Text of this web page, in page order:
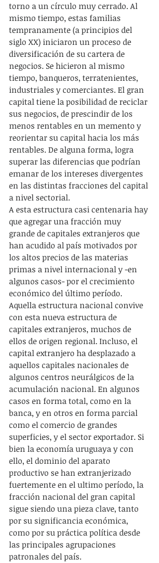
torno a un círculo muy cerrado. Al
mismo tiempo, estas familias
tempranamente (a principios del
siglo XX) iniciaron un proceso de
diversificación de su cartera de
negocios. Se hicieron al mismo
tiempo, banqueros, terratenientes,
industriales y comerciantes. El gran
capital tiene la posibilidad de reciclar
sus negocios, de prescindir de los
menos rentables en un memento y
reorientar su capital hacia los más
rentables. De alguna forma, logra
superar las diferencias que podrían
emanar de los intereses divergentes
en las distintas fracciones del capital
a nivel sectorial.
A esta estructura casi centenaria hay
que agregar una fracción muy
grande de capitales extranjeros que
han acudido al país motivados por
los altos precios de las materias
primas a nivel internacional y -en
algunos casos- por el crecimiento
económico del último período.
Aquella estructura nacional convive
con esta nueva estructura de
capitales extranjeros, muchos de
ellos de origen regional. Incluso, el
capital extranjero ha desplazado a
aquellos capitales nacionales de
algunos centros neurálgicos de la
acumulación nacional. En algunos
casos en forma total, como en la
banca, y en otros en forma parcial
como el comercio de grandes
superficies, y el sector exportador. Si
bien la economía uruguaya y con
ello, el dominio del aparato
productivo se han extranjerizado
fuertemente en el ultimo período, la
fracción nacional del gran capital
sigue siendo una pieza clave, tanto
por su significancia económica,
como por su práctica política desde
las principales agrupaciones
patronales del país.